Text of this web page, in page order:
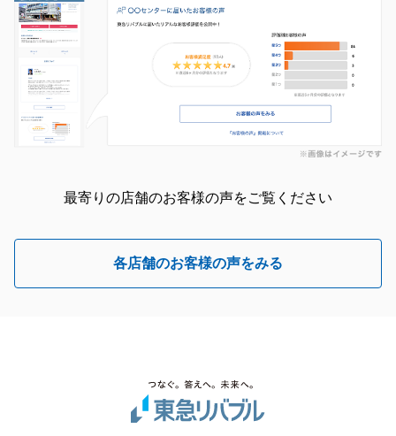
最寄りの店舗のお客様の声をご覧ください
各店舗のお客様の声をみる